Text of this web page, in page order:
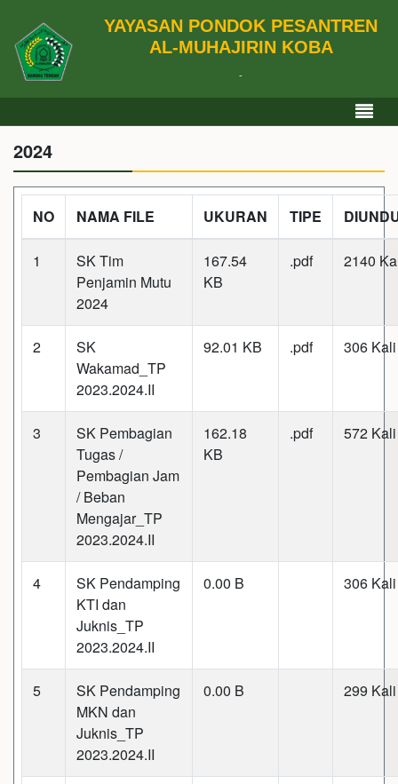
YAYASAN PONDOK PESANTREN
AL-MUHAJIRIN KOBA
-
2024
NO NAMA FILE UKURAN TIPE
1
SK Tim
Penjamin Mutu
2024
167.54
KB
.pdf 2140
2
SK
Wakamad_TP
2023.2024.II
92.01 KB .pdf 306 Kali
3
SK Pembagian
Tugas /
Pembagian Jam
/ Beban
Mengajar_TP
2023.2024.II
162.18
KB
.pdf 572 Kali
4
SK Pendamping
KTI dan
Juknis_TP
2023.2024.II
0.00 B 306 Kali
5
SK Pendamping
MKN dan
Juknis_TP
2023.2024.II
0.00 B 299 Kali